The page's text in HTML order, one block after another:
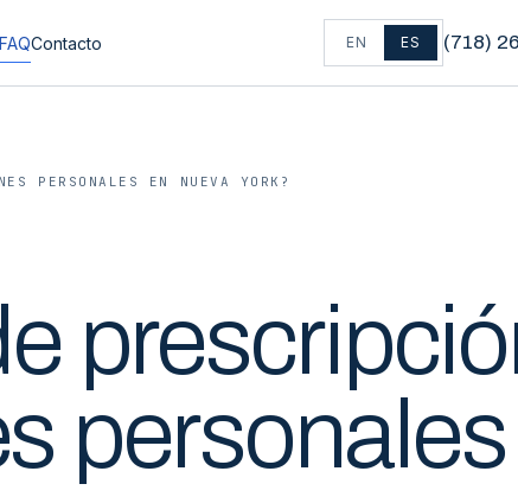
FAQContacto EN ES (718)
PERSONALES EN NUEVA YORK?